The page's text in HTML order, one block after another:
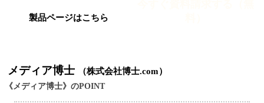
製品ページはこちら
メディア博士 （株式会社博士.com）
《メディア博士》のPOINT